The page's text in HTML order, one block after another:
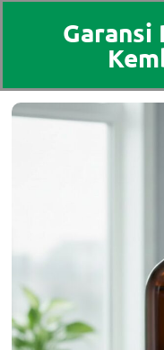
Garansi